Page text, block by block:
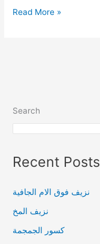
Read More »
Search
Recent Posts
نزيف فوق الام الجافية
نزيف المخ
كسور الجمجمة